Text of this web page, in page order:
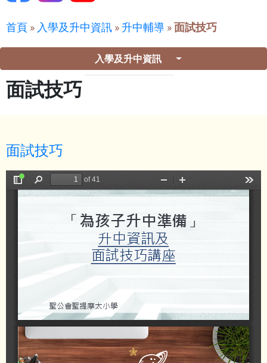
首頁 » 入學及升中資訊 » 升中輔導 »面試技巧
入學及升中資訊
面試技巧
面試技巧